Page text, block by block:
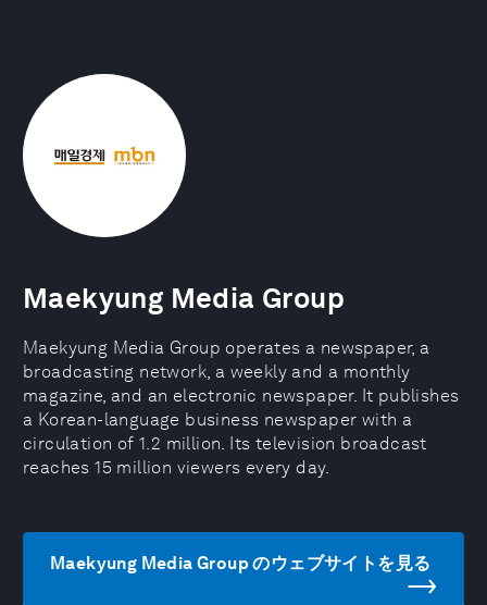
Maekyung Media Group
Maekyung Media Group operates a newspaper, a
broadcasting network, a weekly and a monthly
magazine, and an electronic newspaper. It publishes
a Korean-language business newspaper with a
circulation of 1.2 million. Its television broadcast
reaches 15 million viewers every day.
Maekyung Media Group のウェブサイトを見る